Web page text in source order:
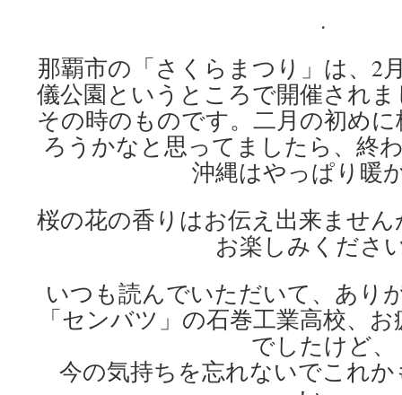
.
那覇市の「さくらまつり」は、2
儀公園というところで開催され
その時のものです。二月の初め
ろうかなと思ってましたら、
沖縄はやっぱり暖
桜の花の香りはお伝え出来ませ
お楽しみくださ
いつも読んでいただいて、あり
「センバツ」の石巻工業高校、
でしたけど、
今の気持ちを忘れないでこれ